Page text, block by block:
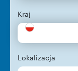
Kraj
Lokalizacja